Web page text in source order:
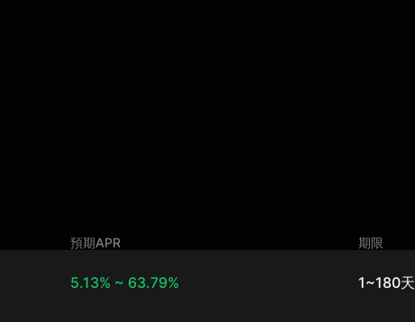
預期APR 期限
5.13% ~ 63.79% 1~180天